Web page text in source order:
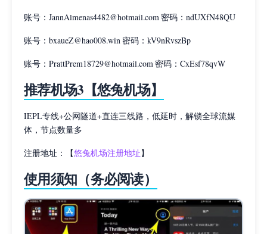
账号：JannAlmenas4482@hotmail.com 密码：ndUXfN48QU
账号：bxaueZ@hao008.win 密码：kV9nRvszBp
账号：PrattPrem18729@hotmail.com 密码：CxEsf78qvW
推荐机场3【悠兔机场】
IEPL专线+公网隧道+直连三线路，低延时，解锁全球流媒
体，节点数量多
注册地址：【悠兔机场注册地址】
使用须知（务必阅读）